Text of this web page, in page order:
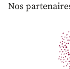
Nos